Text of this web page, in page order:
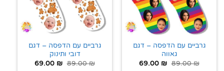
גרביים עם הדפסה – דגם
גאווה
89.00₪
69.00 ₪
גרביים עם הדפסה – דגם
דובי ותינוק
89.00₪
69.00 ₪